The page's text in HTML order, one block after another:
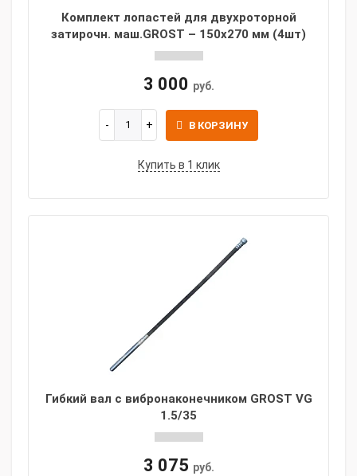
Комплект лопастей для двухроторной
затирочн. маш.GROST – 150x270 мм (4шт)
3 000 руб.
В КОРЗИНУ
Купить в 1 клик
Гибкий вал с вибронаконечником GROST VG
1.5/35
3 075 руб.